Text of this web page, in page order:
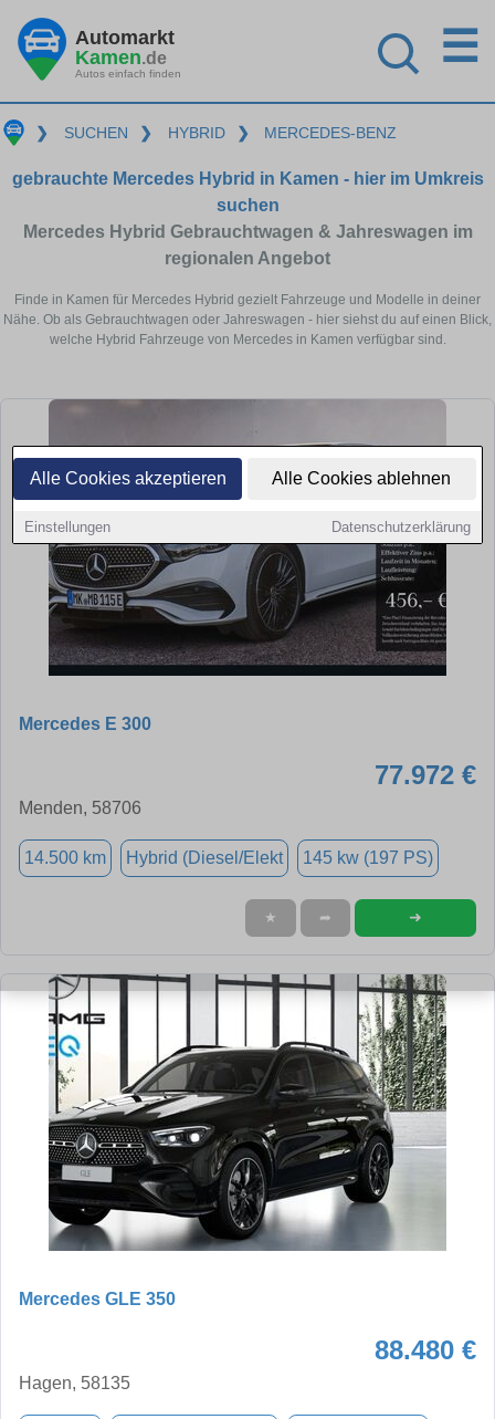
Alle Cookies akzeptieren Alle Cookies ablehnen
Einstellungen Datenschutzerklärung
Automarkt
Kamen.de
Autos einfach finden
☰
❯ SUCHEN ❯ HYBRID ❯ MERCEDES-BENZ
gebrauchte Mercedes Hybrid in Kamen - hier im Umkreis
suchen
Mercedes Hybrid Gebrauchtwagen & Jahreswagen im
regionalen Angebot
Finde in Kamen für Mercedes Hybrid gezielt Fahrzeuge und Modelle in deiner
Nähe. Ob als Gebrauchtwagen oder Jahreswagen - hier siehst du auf einen Blick,
welche Hybrid Fahrzeuge von Mercedes in Kamen verfügbar sind.
Mercedes E 300
77.972 €
Menden, 58706
14.500 km Hybrid (Diesel/Elekt 145 kw (197 PS)
★ ➦ ➜
Mercedes GLE 350
88.480 €
Hagen, 58135